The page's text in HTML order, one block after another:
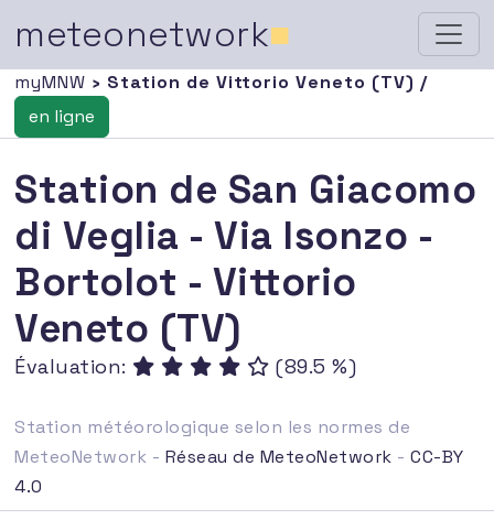
meteonetwork■
myMNW › Station de Vittorio Veneto (TV) /
en ligne
Station de San Giacomo
di Veglia - Via Isonzo -
Bortolot - Vittorio
Veneto (TV)
Évaluation: (89.5 %)
Station météorologique selon les normes de
MeteoNetwork - Réseau de MeteoNetwork -CC-BY
4.0